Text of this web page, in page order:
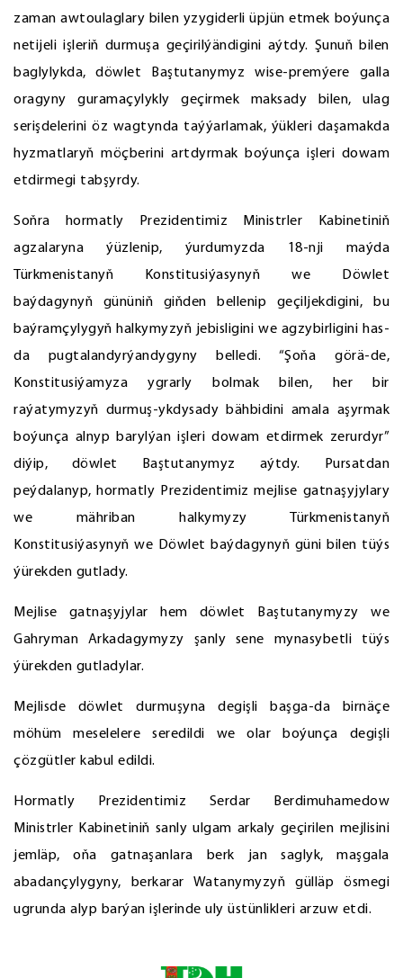
zaman awtoulaglary bilen yzygiderli üpjün etmek boýunça
netijeli işleriň durmuşa geçirilýändigini aýtdy. Şunuň bilen
baglylykda, döwlet Baştutanymyz wise-premýere galla
oragyny guramaçylykly geçirmek maksady bilen, ulag
serişdelerini öz wagtynda taýýarlamak, ýükleri daşamakda
hyzmatlaryň möçberini artdyrmak boýunça işleri dowam
etdirmegi tabşyrdy.
Soňra hormatly Prezidentimiz Ministrler Kabinetiniň
agzalaryna ýüzlenip, ýurdumyzda 18-nji maýda
Türkmenistanyň Konstitusiýasynyň we Döwlet
baýdagynyň gününiň giňden bellenip geçiljekdigini, bu
baýramçylygyň halkymyzyň jebisligini we agzybirligini has-
da pugtalandyrýandygyny belledi. “Şoňa görä-de,
Konstitusiýamyza ygrarly bolmak bilen, her bir
raýatymyzyň durmuş-ykdysady bähbidini amala aşyrmak
boýunça alnyp barylýan işleri dowam etdirmek zerurdyr”
diýip, döwlet Baştutanymyz aýtdy. Pursatdan
peýdalanyp, hormatly Prezidentimiz mejlise gatnaşyjylary
we mähriban halkymyzy Türkmenistanyň
Konstitusiýasynyň we Döwlet baýdagynyň güni bilen tüýs
ýürekden gutlady.
Mejlise gatnaşyjylar hem döwlet Baştutanymyzy we
Gahryman Arkadagymyzy şanly sene mynasybetli tüýs
ýürekden gutladylar.
Mejlisde döwlet durmuşyna degişli başga-da birnäçe
möhüm meselelere seredildi we olar boýunça degişli
çözgütler kabul edildi.
Hormatly Prezidentimiz Serdar Berdimuhamedow
Ministrler Kabinetiniň sanly ulgam arkaly geçirilen mejlisini
jemläp, oňa gatnaşanlara berk jan saglyk, maşgala
abadançylygyny, berkarar Watanymyzyň gülläp ösmegi
ugrunda alyp barýan işlerinde uly üstünlikleri arzuw etdi.